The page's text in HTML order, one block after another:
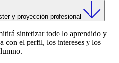
y proyección profesional
sintetizar todo lo aprendido y
con el perfil, los intereses y los